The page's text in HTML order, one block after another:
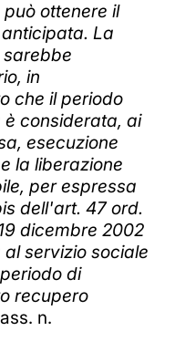
ottenere il
La
in
che il periodo
considerata, ai
esecuzione
la liberazione
per espressa
dell'art. 47 ord.
dicembre 2002
servizio sociale
di
recupero
n.